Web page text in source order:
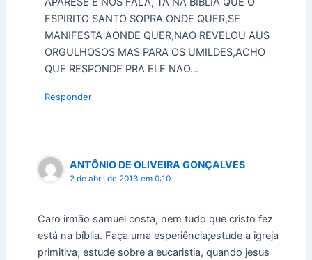
ESPIRITO SANTO SOPRA ONDE QUER,SE
MANIFESTA AONDE QUER,NAO REVELOU AUS
ORGULHOSOS MAS PARA OS UMILDES,ACHO
QUE RESPONDE PRA ELE NAO…
Responder
ANTÔNIO DE OLIVEIRA GONÇALVES
2 de abril de 2013 em 0:10
Caro irmão samuel costa, nem tudo que cristo fez
está na bíblia. Faça uma esperiência;estude a igreja
primitiva, estude sobre a eucaristia, quando jesus